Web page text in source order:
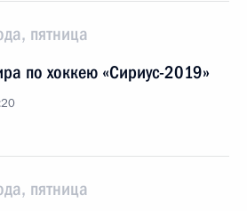
пятница
по хоккею «Сириус-2019»
пятница